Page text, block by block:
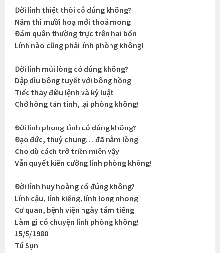
Đời lính thiệt thòi có đúng không?
Năm thì mười hoạ mới thoả mong
Đám quân thường trực trên hai bốn
Lính nào cũng phải lính phòng không!
Đời lính mủi lòng có đúng không?
Dập dìu bông tuyết với bông hồng
Tiếc thay điều lệnh và kỷ luật
Chớ hòng tán tỉnh, lại phòng không!
Đời lính phong tình có đúng không?
Đạo đức, thuỷ chung… đã nằm lòng
Cho dù cách trở triền miên vậy
Vẫn quyết kiên cường lính phòng không!
Đời lính huy hoàng có đúng không?
Lính cậu, lính kiểng, lính long nhong
Cơ quan, bệnh viện ngày tám tiếng
Làm gì có chuyện lính phòng không!
15/5/1980
Tú Sụn